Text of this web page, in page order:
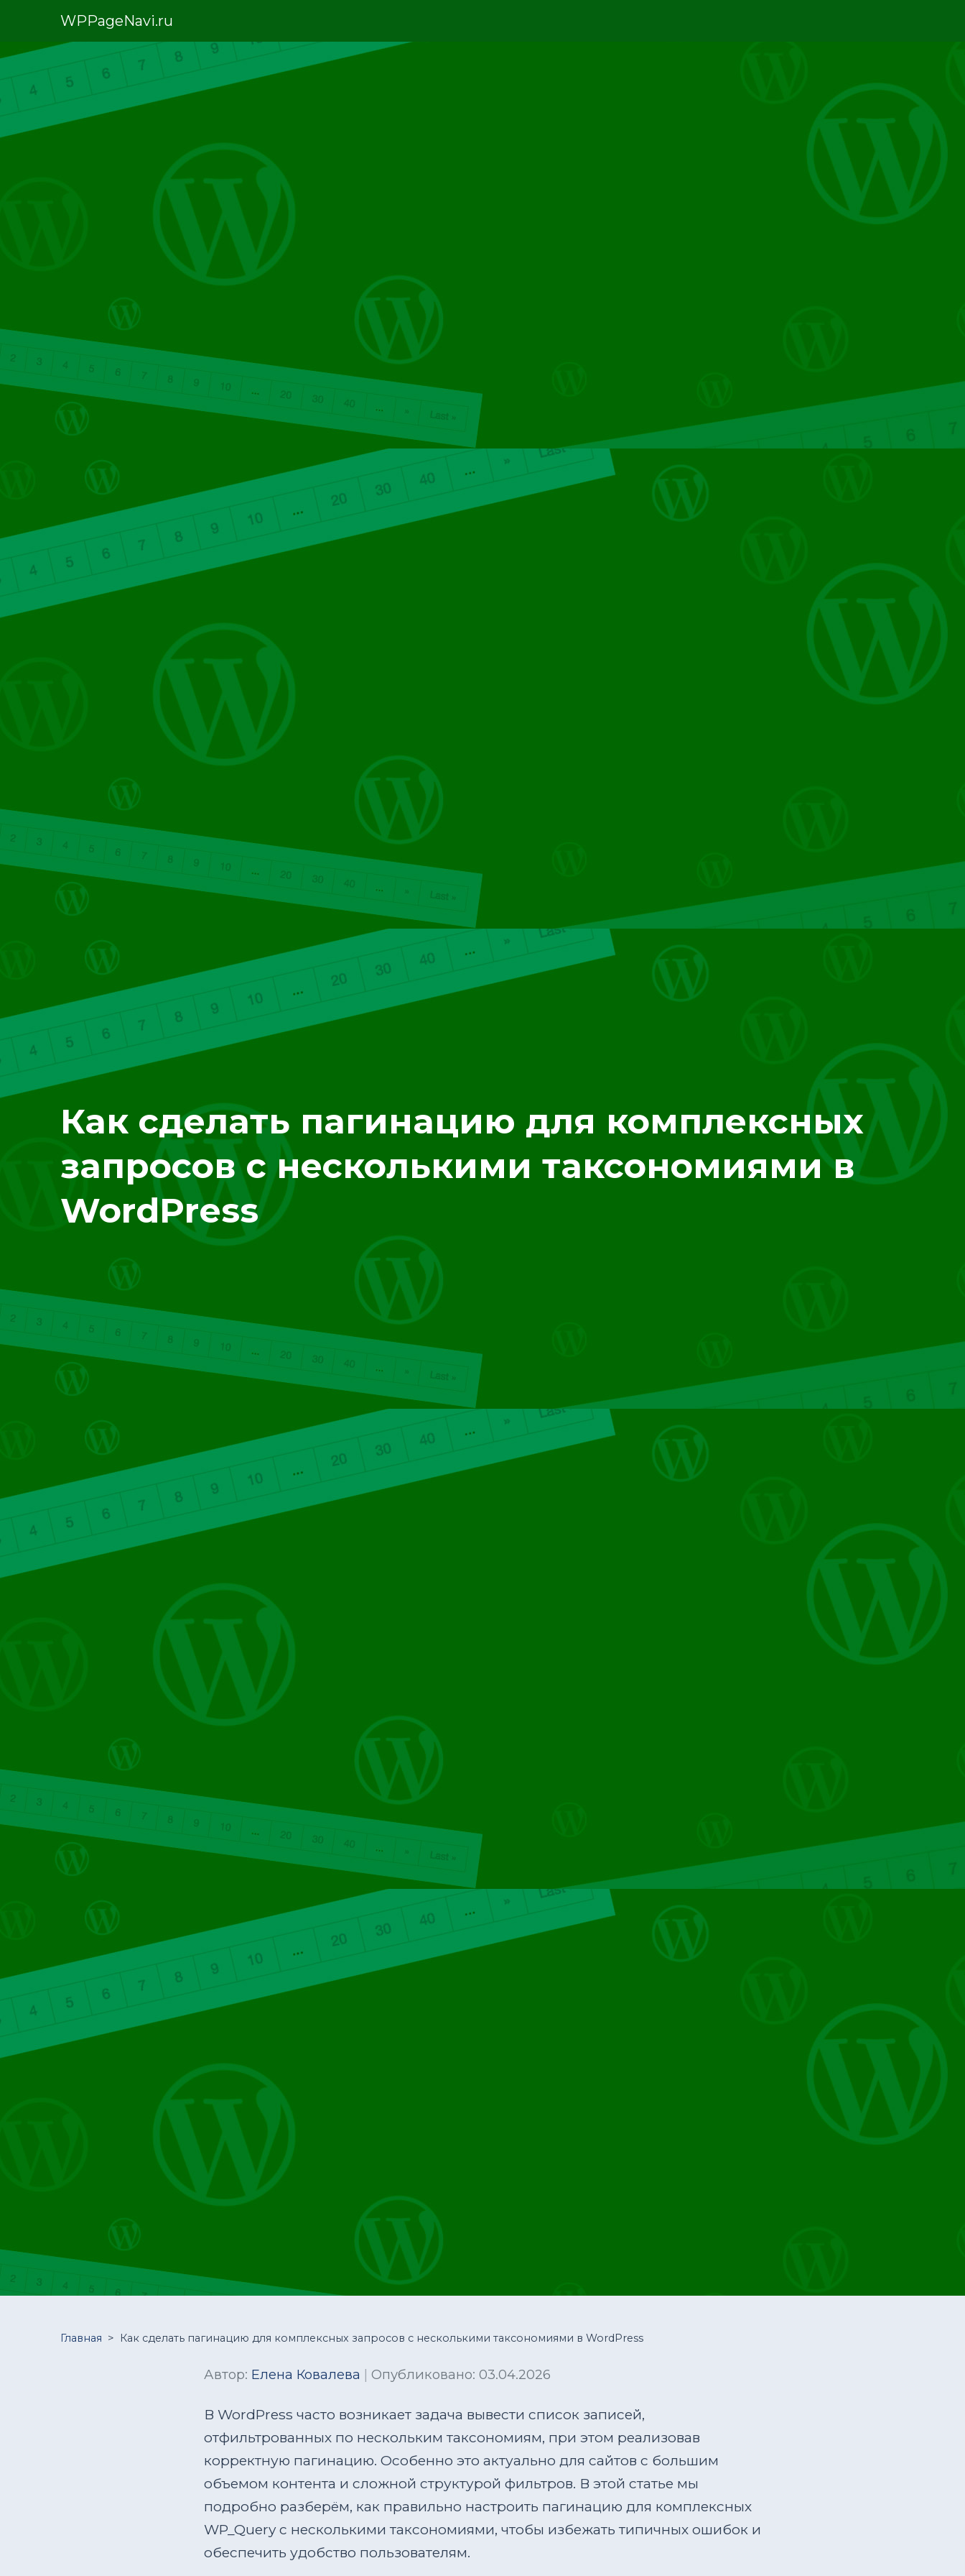
WPPageNavi.ru
Как сделать пагинацию для комплексных
запросов с несколькими таксономиями в
WordPress
Главная > Как сделать пагинацию для комплексных запросов с несколькими таксономиями в WordPress
Автор: Елена Ковалева | Опубликовано: 03.04.2026
В WordPress часто возникает задача вывести список записей,
отфильтрованных по нескольким таксономиям, при этом реализовав
корректную пагинацию. Особенно это актуально для сайтов с большим
объемом контента и сложной структурой фильтров. В этой статье мы
подробно разберём, как правильно настроить пагинацию для комплексных
WP_Query с несколькими таксономиями, чтобы избежать типичных ошибок и
обеспечить удобство пользователям.